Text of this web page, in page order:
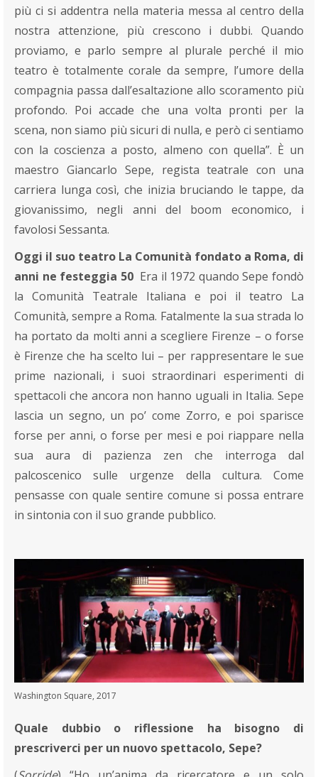
più ci si addentra nella materia messa al centro della
nostra attenzione, più crescono i dubbi. Quando
proviamo, e parlo sempre al plurale perché il mio
teatro è totalmente corale da sempre, l’umore della
compagnia passa dall’esaltazione allo scoramento più
profondo. Poi accade che una volta pronti per la
scena, non siamo più sicuri di nulla, e però ci sentiamo
con la coscienza a posto, almeno con quella”. È un
maestro Giancarlo Sepe, regista teatrale con una
carriera lunga così, che inizia bruciando le tappe, da
giovanissimo, negli anni del boom economico, i
favolosi Sessanta.
Oggi il suo teatro La Comunità fondato a Roma, di
anni ne festeggia 50Era il 1972 quando Sepe fondò
la Comunità Teatrale Italiana e poi il teatro La
Comunità, sempre a Roma. Fatalmente la sua strada lo
ha portato da molti anni a scegliere Firenze – o forse
è Firenze che ha scelto lui – per rappresentare le sue
prime nazionali, i suoi straordinari esperimenti di
spettacoli che ancora non hanno uguali in Italia. Sepe
lascia un segno, un po’ come Zorro, e poi sparisce
forse per anni, o forse per mesi e poi riappare nella
sua aura di pazienza zen che interroga dal
palcoscenico sulle urgenze della cultura. Come
pensasse con quale sentire comune si possa entrare
in sintonia con il suo grande pubblico.
Washington Square, 2017
Quale dubbio o riflessione ha bisogno di
prescriverci per un nuovo spettacolo, Sepe?